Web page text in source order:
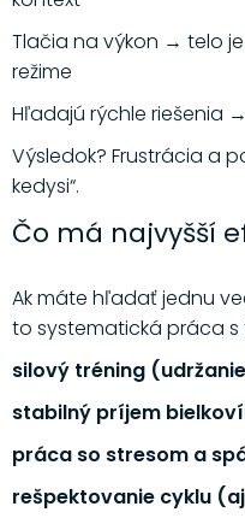
Tlačia na výkon → telo
režime
Hľadajú rýchle riešenia
Výsledok? Frustrácia a
kedysi“.
Čo má najvyšší
Ak máte hľadať jednu
to systematická práca s
silový tréning
stabilný príjem
práca so stresom a
rešpektovanie cyklu